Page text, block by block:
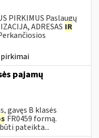
PIRKIMUS Paslaugų
ADRESAS IR
pajamų
gavęs B klasės
FR0459 formą.
pateikta...